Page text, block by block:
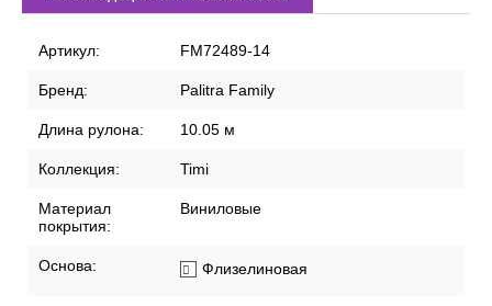
Артикул: FM72489-14
Бренд: Palitra Family
Длина рулона: 10.05 м
Коллекция: Timi
Материал
покрытия:
Виниловые
Основа: Флизелиновая